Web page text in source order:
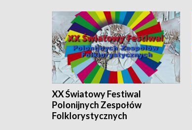
XX Światowy Festiwal
Polonijnych Zespołów
Folklorystycznych